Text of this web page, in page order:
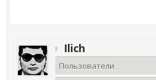
Ilich
Пользователи